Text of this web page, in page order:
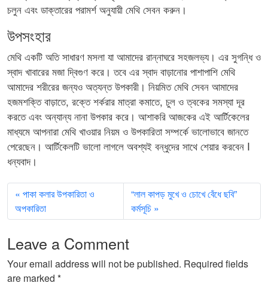
চলুন এবং ডাক্তারের পরামর্শ অনুযায়ী মেথি সেবন করুন।
উপসংহার
মেথি একটি অতি সাধারণ মসলা যা আমাদের রান্নাঘরে সহজলভ্য। এর সুগন্ধি ও
স্বাদ খাবারের মজা দ্বিগুণ করে। তবে এর স্বাদ বাড়ানোর পাশাপাশি মেথি
আমাদের শরীরের জন্যও অত্যন্ত উপকারী। নিয়মিত মেথি সেবন আমাদের
হজমশক্তি বাড়াতে, রক্তে শর্করার মাত্রা কমাতে, চুল ও ত্বকের সমস্যা দূর
করতে এবং অন্যান্য নানা উপকার করে। আশাকরি আজকের এই আর্টিকেলের
মাধ্যমে আপনারা মেথি খাওয়ার নিয়ম ও উপকারিতা সম্পর্কে ভালোভাবে জানতে
পেরেছেন। আর্টিকেলটি ভালো লাগলে অবশ্যই বন্ধুদের সাথে শেয়ার করবেন I
ধন্যবাদ।
পাকা কলার উপকারিতা ও
অপকারিতা
“লাল কাপড় মুখে ও চোখে বেঁধে ছবি”
কর্মসূচি
Leave a Comment
Your email address will not be published. Required fields
are marked *